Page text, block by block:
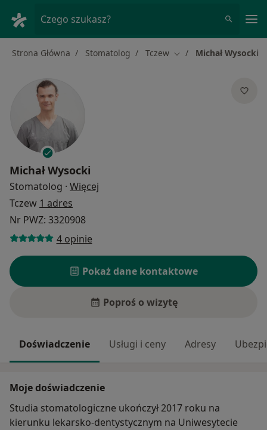
Czego szukasz?
Strona Główna Stomatolog Tczew Zmień miasto
Michał Wysocki
Michał Wysocki
Stomatolog · Więcej
Tczew 1 adres
Nr PWZ: 3320908
4 opinie
Pokaż dane kontaktowe
Poproś o wizytę
Doświadczenie Usługi i ceny Adresy
Moje doświadczenie
Studia stomatologiczne ukończył 2017 roku na
kierunku lekarsko-dentystycznym na Uniwesytecie